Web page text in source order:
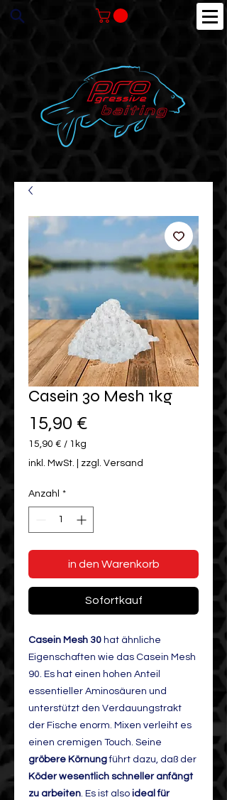
Casein 30 Mesh 1kg
15,90 €
15,90 € / 1kg
15,90 €
Kilogramm
inkl. MwSt. zzgl. Versand
Anzahl *
in den Warenkorb
Sofortkauf
Casein Mesh 30 hat ähnliche
Eigenschaften wie das Casein Mesh
90. Es hat einen hohen Anteil
essentieller Aminosäuren und
unterstützt den Verdauungstrakt
der Fische enorm. Mixen verleiht es
einen cremigen Touch. Seine
gröbere Körnungführt dazu, daß der
Köder wesentlich schneller anfängt
zu arbeiten. Es ist also ideal für